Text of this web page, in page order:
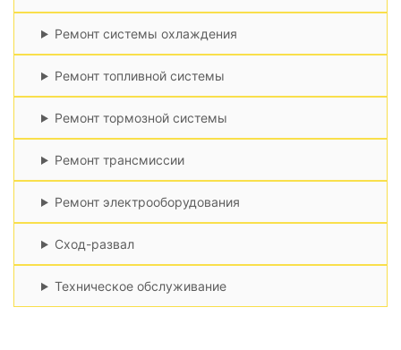
Ремонт системы охлаждения
Ремонт топливной системы
Ремонт тормозной системы
Ремонт трансмиссии
Ремонт электрооборудования
Сход-развал
Техническое обслуживание